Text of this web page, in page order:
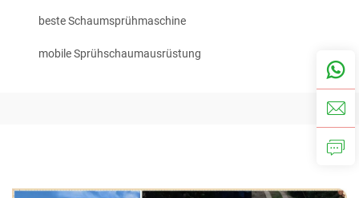
beste Schaumsprühmaschine
mobile Sprühschaumausrüstung